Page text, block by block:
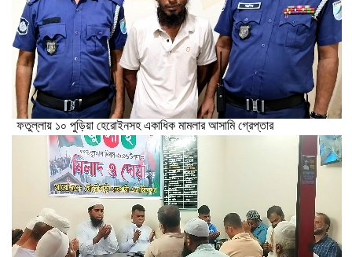
ফতুল্লায় ১০ পুড়িয়া হেরোইনসহ একাধিক মামলার আসামি গ্রেপ্তার